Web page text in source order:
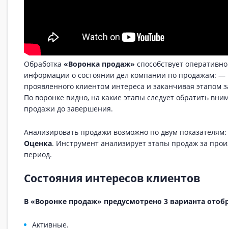
Обработка «Воронка продаж» способствует
информации о состоянии дел компании по продажам: —
проявленного клиентом интереса и заканчивая этапом
По воронке видно, на какие этапы следует обратить
продажи до завершения.
Анализировать продажи возможно по двум показателям:
Оценка. Инструмент анализирует этапы продаж за
период.
Состояния интересов клиентов
В «Воронке продаж» предусмотрено 3 варианта
Активные.